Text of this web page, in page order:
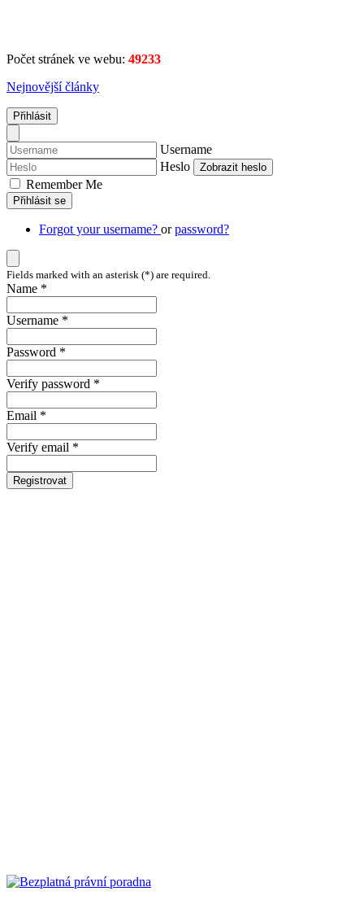
Počet stránek ve webu: 49233
Nejnovější články
Přihlásit
Username
Heslo
Zobrazit heslo
Remember Me
Přihlásit se
Forgot your username? orpassword?
Fields marked with an asterisk (*) are required.
Name *
Username *
Password *
Verify password *
Email *
Verify email *
Registrovat